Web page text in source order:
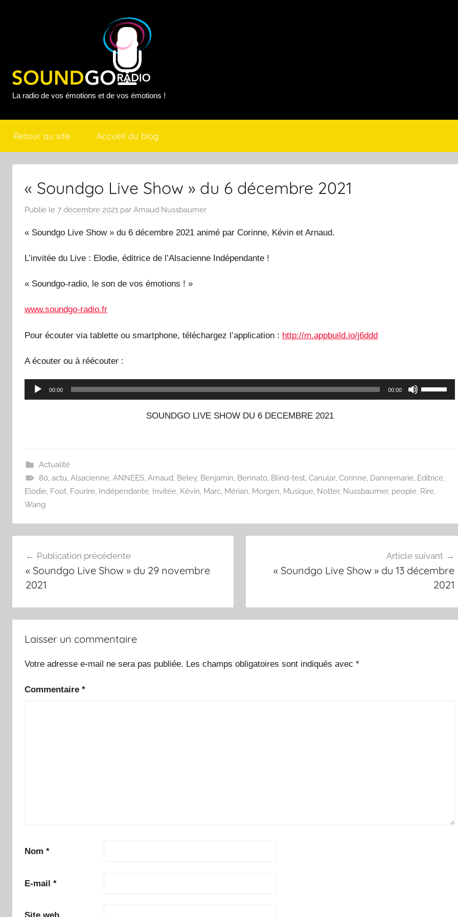
Sound
Go
Radio
La radio de vos émotions et de vos émotions !
Retour au site Accueil du blog
« Soundgo Live Show » du 6 décembre 2021
Publié le 7 décembre 2021 par Arnaud Nussbaumer
« Soundgo Live Show » du 6 décembre 2021 animé par Corinne, Kévin et Arnaud.
L’invitée du Live : Elodie, éditrice de l’Alsacienne Indépendante !
« Soundgo-radio, le son de vos émotions ! »
www.soundgo-radio.fr
Pour écouter via tablette ou smartphone, téléchargez l’application : http://m.appbuild.io/j6ddd
A écouter ou à réécouter :
Lecteur
audio
00:00 00:00
Utilisez
les
ou
diminuer
SOUNDGO LIVE SHOW DU 6 DECEMBRE 2021
Actualité
80, actu, Alsacienne, ANNEES, Arnaud, Beley, Benjamin, Bennato, Blind-test, Canular, Corinne, Dannemarie, Editrice,
Elodie, Foot, Fourire, Indépendante, Invitée, Kévin, Marc, Mérian, Morgen, Musique, Notter, Nussbaumer, people, Rire,
Wang
l’article
Publication précédente
« Soundgo Live Show » du 29 novembre
2021
Article suivant
« Soundgo Live Show » du 13 décembre
2021
Laisser un commentaire
Votre adresse e-mail ne sera pas publiée. Les champs obligatoires sont indiqués avec *
Commentaire *
Nom *
E-mail *